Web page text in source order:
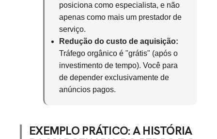
posiciona como especialista, e não
apenas como mais um prestador de
serviço.
Redução do custo de aquisição:
Tráfego orgânico é "grátis" (após o
investimento de tempo). Você para
de depender exclusivamente de
anúncios pagos.
EXEMPLO PRÁTICO: A HISTÓRIA